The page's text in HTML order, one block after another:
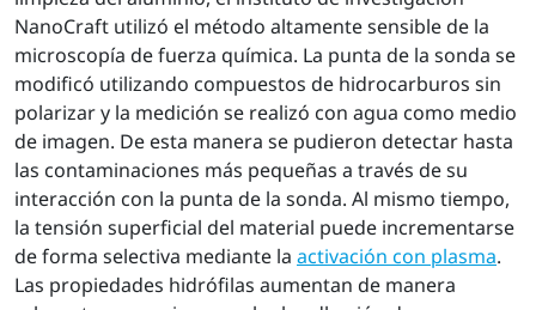
NanoCraft utilizó el método altamente sensible de la
microscopía de fuerza química. La punta de la sonda se
modificó utilizando compuestos de hidrocarburos sin
polarizar y la medición se realizó con agua como medio
de imagen. De esta manera se pudieron detectar hasta
las contaminaciones más pequeñas a través de su
interacción con la punta de la sonda. Al mismo tiempo,
la tensión superficial del material puede incrementarse
de forma selectiva mediante la activación con plasma.
Las propiedades hidrófilas aumentan de manera